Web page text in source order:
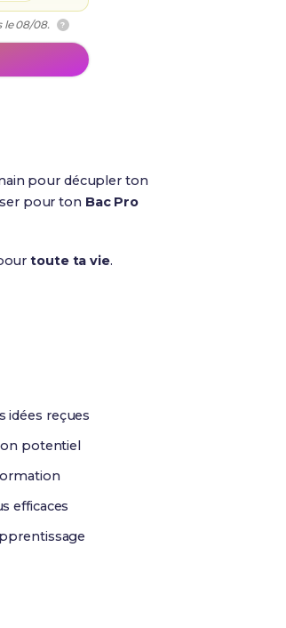
le 08/08. ?
pour décupler ton
pour ton Bac Pro
toute ta vie.
idées reçues
potentiel
efficaces